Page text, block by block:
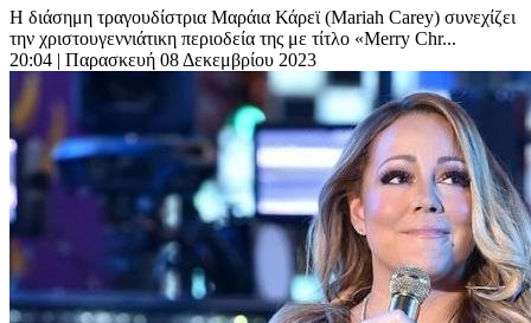
Η διάσημη τραγουδίστρια Μαράια Κάρεϊ (Μariah Carey) συνεχίζει
την χριστουγεννιάτικη περιοδεία της με τίτλο «Merry Chr...
20:04 | Παρασκευή 08 Δεκεμβρίου 2023